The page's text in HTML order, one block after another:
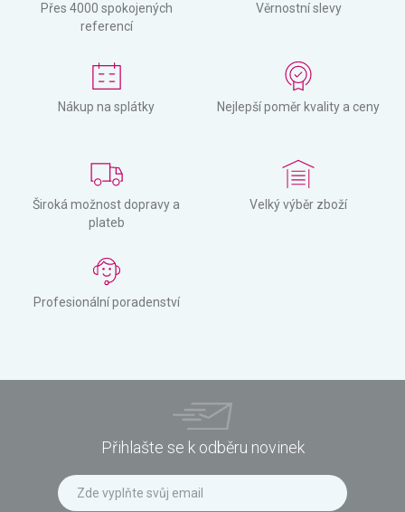
Přes 4000 spokojených
referencí
Věrnostní slevy
Nákup na splátky Nejlepší poměr kvality a ceny
Široká možnost dopravy a
plateb
Velký výběr zboží
Profesionální poradenství
Přihlašte se k odběru novinek